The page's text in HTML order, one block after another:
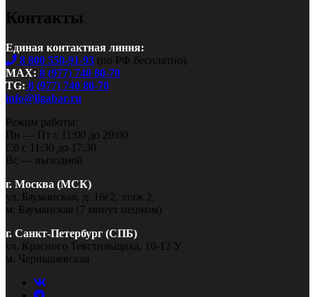
Контакты
Единая контактная линия:
8 800 550-91-93 (по РФ бесплатно)
MAX: 8 (977) 740 80-70
TG: 8 (977) 740 80-70
info@ligabar.ru
Режим работы:
Пн — Пт с 11:00 до 20:00
Сб с 11:30 до 17:30
Вс — выходной
г. Москва (МСК)
ул. Бауманская, д. 16с2, этаж 2.
м. Бауманская (7 минут пешком)
г. Санкт-Петербург (СПБ)
ул. Красного Текстильщика, 10-12 У
м. Чернышевская